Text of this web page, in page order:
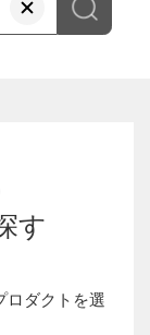
す
ロダクトを選